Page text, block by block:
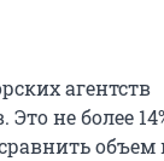
агентств
не более
объем